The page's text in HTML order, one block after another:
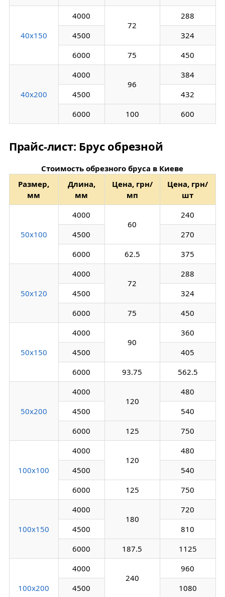
40х150
4000
72
288
4500
324
6000
75 450
40х200
4000
96
384
4500
432
6000
100 600
Прайс-лист: Брус обрезной
Стоимость обрезного бруса в Киеве
Размер,
мм
Длина,
мм
Цена, грн/
мп
Цена, грн/
шт
50х100
4000
60
240
4500
270
6000
62.5 375
50х120
4000
72
288
4500
324
6000
75 450
50х150
4000
90
360
4500
405
6000
93.75 562.5
50х200
4000
120
480
4500
540
6000
125 750
100х100
4000
120
480
4500
540
6000
125 750
100х150
4000
180
720
4500
810
6000
187.5 1125
100х200
4000
240
960
4500
1080